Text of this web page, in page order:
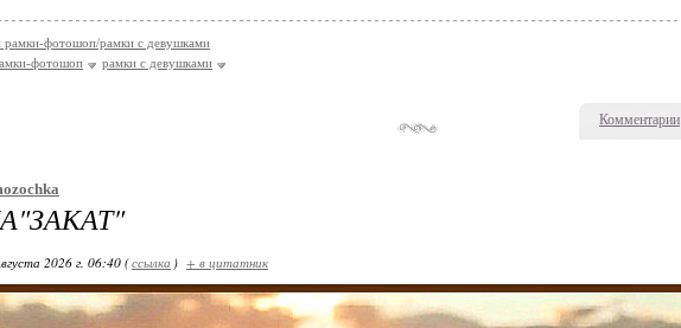
Комментарии
рамки-фотошоп/рамки с девушками
фотошоп рамки с девушками
2026 г. 06:40 (ссылка ) + в цитатник